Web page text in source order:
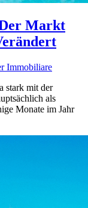
Markt
Immobiliare
stark mit der
als
Monate im Jahr